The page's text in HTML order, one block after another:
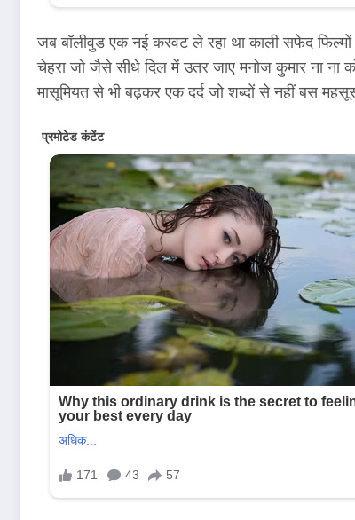
जब बॉलीवुड एक नई करवट ले रहा था काली सफेद फिल्मों
चेहरा जो जैसे सीधे दिल में उतर जाए मनोज कुमार ना ना
मासूमियत से भी बढ़कर एक दर्द जो शब्दों से नहीं बस